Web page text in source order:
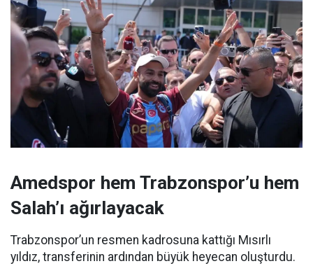
Amedspor hem Trabzonspor’u hem
Salah’ı ağırlayacak
Trabzonspor’un resmen kadrosuna kattığı Mısırlı
yıldız, transferinin ardından büyük heyecan oluşturdu.